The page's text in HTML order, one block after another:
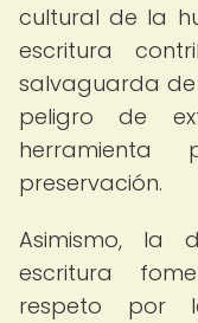
cultural de la
escritura
salvaguarda de
peligro de
preservación.
Asimismo, la
escritura
respeto por